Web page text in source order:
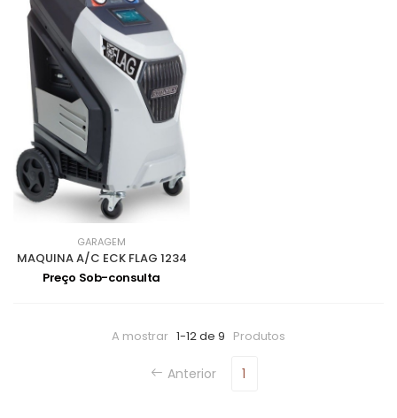
GARAGEM
MAQUINA A/C ECK FLAG 1234
Preço Sob-consulta
A mostrar 1-12 de 9 Produtos
Anterior 1